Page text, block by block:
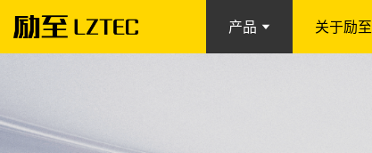
产品 关于励至